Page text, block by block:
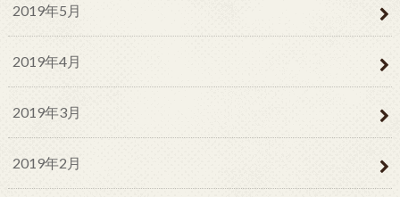
2019年5月
2019年4月
2019年3月
2019年2月